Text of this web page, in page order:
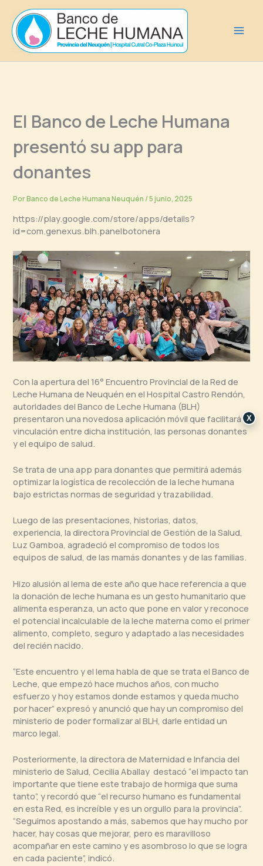
contenido
El Banco de Leche Humana
presentó su app para
donantes
PorBanco de Leche Humana Neuquén /5 junio, 2025
https://play.google.com/store/apps/details?
id=com.genexus.blh.panelbotonera
Con la apertura del 16° Encuentro Provincial de la Red de
Leche Humana de Neuquén en el Hospital Castro Rendón,
autoridades del Banco de Leche Humana (BLH)
presentaron una novedosa aplicación móvil que facilitará la
vinculación entre dicha institución, las personas donantes
y el equipo de salud.
Se trata de una app para donantes que permitirá además
optimizar la logística de recolección de la leche humana
bajo estrictas normas de seguridad y trazabilidad.
Luego de las presentaciones, historias, datos,
experiencia, la directora Provincial de Gestión de la Salud,
Luz Gamboa, agradeció el compromiso de todos los
equipos de salud, de las mamás donantes y de las familias.
Hizo alusión al lema de este año que hace referencia a que
la donación de leche humana es un gesto humanitario que
alimenta esperanza, un acto que pone en valor y reconoce
el potencial incalculable de la leche materna como el primer
alimento, completo, seguro y adaptado a las necesidades
del recién nacido.
“Este encuentro y el lema habla de que se trata el Banco de
Leche, que empezó hace muchos años, con mucho
esfuerzo y hoy estamos donde estamos y queda mucho
por hacer” expresó y anunció que hay un compromiso del
ministerio de poder formalizar al BLH, darle entidad un
marco legal.
Posteriormente, la directora de Maternidad e Infancia del
ministerio de Salud, Cecilia Aballay destacó “el impacto tan
importante que tiene este trabajo de hormiga que suma
tanto”, y recordó que “el recurso humano es fundamental
en esta Red, es increíble y es un orgullo para la provincia”.
“Seguimos apostando a más, sabemos que hay mucho por
hacer, hay cosas que mejorar, pero es maravilloso
acompañar en este camino y es asombroso lo que se logra
en cada paciente”, indicó.
X